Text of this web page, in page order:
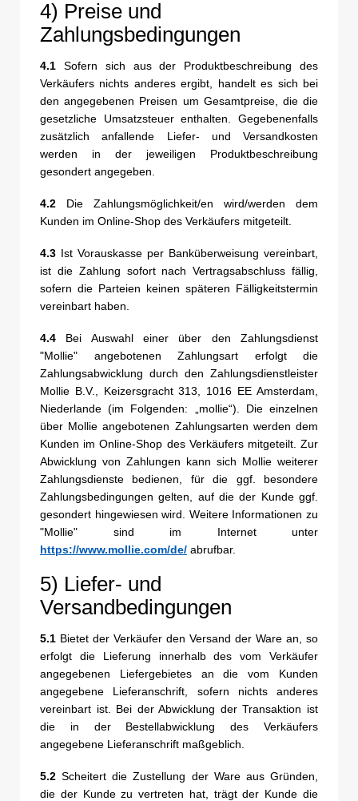
4) Preise und
Zahlungsbedingungen
4.1 Sofern sich aus der Produktbeschreibung des
Verkäufers nichts anderes ergibt, handelt es sich bei
den angegebenen Preisen um Gesamtpreise, die die
gesetzliche Umsatzsteuer enthalten. Gegebenenfalls
zusätzlich anfallende Liefer- und Versandkosten
werden in der jeweiligen Produktbeschreibung
gesondert angegeben.
4.2 Die Zahlungsmöglichkeit/en wird/werden dem
Kunden im Online-Shop des Verkäufers mitgeteilt.
4.3 Ist Vorauskasse per Banküberweisung vereinbart,
ist die Zahlung sofort nach Vertragsabschluss fällig,
sofern die Parteien keinen späteren Fälligkeitstermin
vereinbart haben.
4.4 Bei Auswahl einer über den Zahlungsdienst
"Mollie" angebotenen Zahlungsart erfolgt die
Zahlungsabwicklung durch den Zahlungsdienstleister
Mollie B.V., Keizersgracht 313, 1016 EE Amsterdam,
Niederlande (im Folgenden: „mollie“). Die einzelnen
über Mollie angebotenen Zahlungsarten werden dem
Kunden im Online-Shop des Verkäufers mitgeteilt. Zur
Abwicklung von Zahlungen kann sich Mollie weiterer
Zahlungsdienste bedienen, für die ggf. besondere
Zahlungsbedingungen gelten, auf die der Kunde ggf.
gesondert hingewiesen wird. Weitere Informationen zu
"Mollie" sind im Internet unter
https://www.mollie.com/de/ abrufbar.
5) Liefer- und
Versandbedingungen
5.1 Bietet der Verkäufer den Versand der Ware an, so
erfolgt die Lieferung innerhalb des vom Verkäufer
angegebenen Liefergebietes an die vom Kunden
angegebene Lieferanschrift, sofern nichts anderes
vereinbart ist. Bei der Abwicklung der Transaktion ist
die in der Bestellabwicklung des Verkäufers
angegebene Lieferanschrift maßgeblich.
5.2 Scheitert die Zustellung der Ware aus Gründen,
die der Kunde zu vertreten hat, trägt der Kunde die